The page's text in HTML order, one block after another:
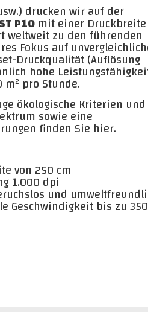
drucken wir auf der
P10 mit einer Druckbreite
weltweit zu den führenden
Fokus auf
Druckqualität (Auflösung
hohe
pro Stunde.
ökologische Kriterien und
sowie eine
finden Sie hier.
von 250 cm
1.000 dpi
und
Geschwindigkeit bis zu 350